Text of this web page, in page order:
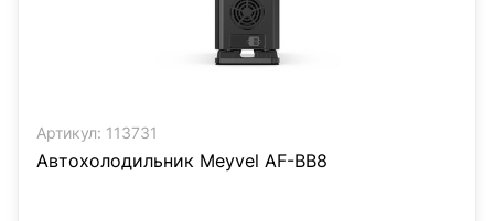
Артикул: 113731
Автохолодильник Meyvel AF-BB8